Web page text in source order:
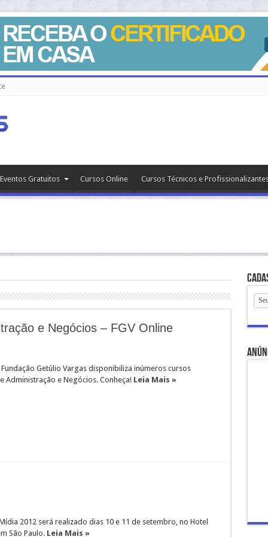
Gratuitos Cursos Online Cursos Técnicos e
e Negócios – FGV Online
Fundação Getúlio Vargas disponibiliza inúmeros cursos
Administração e Negócios. Conheça! Leia Mais »
2012 será realizado dias 10 e 11 de setembro, no Hotel
São Paulo. Leia Mais »